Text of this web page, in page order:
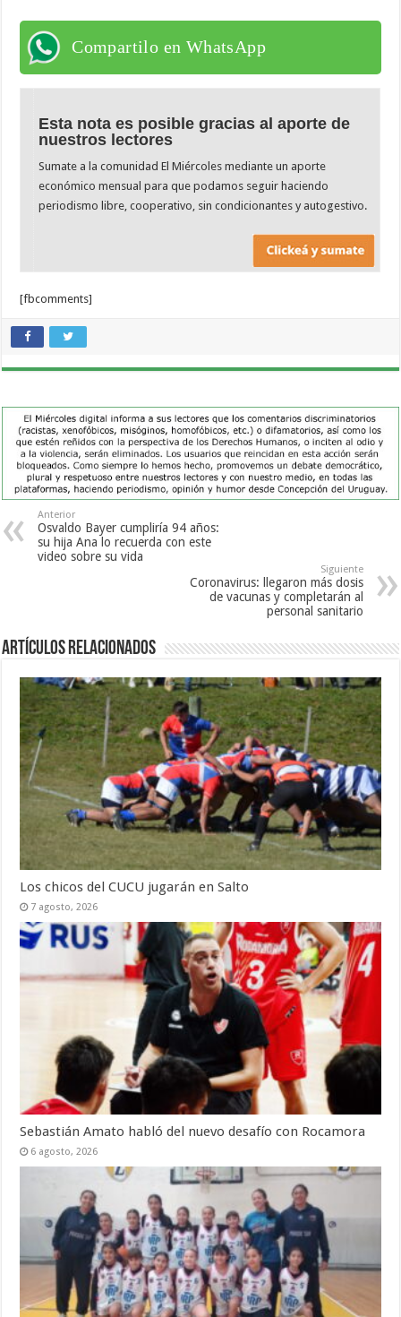
Compartilo en WhatsApp
Esta nota es posible gracias al aporte de
nuestros lectores
Sumate a la comunidad El Miércoles mediante un aporte
económico mensual para que podamos seguir haciendo
periodismo libre, cooperativo, sin condicionantes y autogestivo.
[fbcomments]
Anterior
Osvaldo Bayer cumpliría 94 años:
su hija Ana lo recuerda con este
video sobre su vida
Siguiente
Coronavirus: llegaron más dosis
de vacunas y completarán al
personal sanitario
Artículos Relacionados
Los chicos del CUCU jugarán en Salto
7 agosto, 2026
Sebastián Amato habló del nuevo desafío con Rocamora
6 agosto, 2026